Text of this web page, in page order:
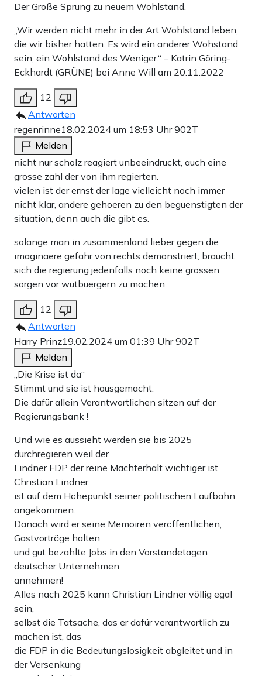
Der Große Sprung zu neuem Wohlstand.
„Wir werden nicht mehr in der Art Wohlstand leben,
die wir bisher hatten. Es wird ein anderer Wohstand
sein, ein Wohlstand des Weniger.“ – Katrin Göring-
Eckhardt (GRÜNE) bei Anne Will am 20.11.2022
12
Antworten
regenrinne18.02.2024 um 18:53 Uhr902T
Melden
nicht nur scholz reagiert unbeeindruckt, auch eine
grosse zahl der von ihm regierten.
vielen ist der ernst der lage vielleicht noch immer
nicht klar, andere gehoeren zu den beguenstigten der
situation, denn auch die gibt es.
solange man in zusammenland lieber gegen die
imaginaere gefahr von rechts demonstriert, braucht
sich die regierung jedenfalls noch keine grossen
sorgen vor wutbuergern zu machen.
12
Antworten
Harry Prinz19.02.2024 um 01:39 Uhr902T
Melden
„Die Krise ist da“
Stimmt und sie ist hausgemacht.
Die dafür allein Verantwortlichen sitzen auf der
Regierungsbank !
Und wie es aussieht werden sie bis 2025
durchregieren weil der
Lindner FDP der reine Machterhalt wichtiger ist.
Christian Lindner
ist auf dem Höhepunkt seiner politischen Laufbahn
angekommen.
Danach wird er seine Memoiren veröffentlichen,
Gastvorträge halten
und gut bezahlte Jobs in den Vorstandetagen
deutscher Unternehmen
annehmen!
Alles nach 2025 kann Christian Lindner völlig egal
sein,
selbst die Tatsache, das er dafür verantwortlich zu
machen ist, das
die FDP in die Bedeutungslosigkeit abgleitet und in
der Versenkung